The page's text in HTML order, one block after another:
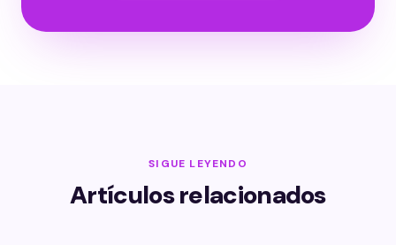
SIGUE LEYENDO
Artículos relacionados